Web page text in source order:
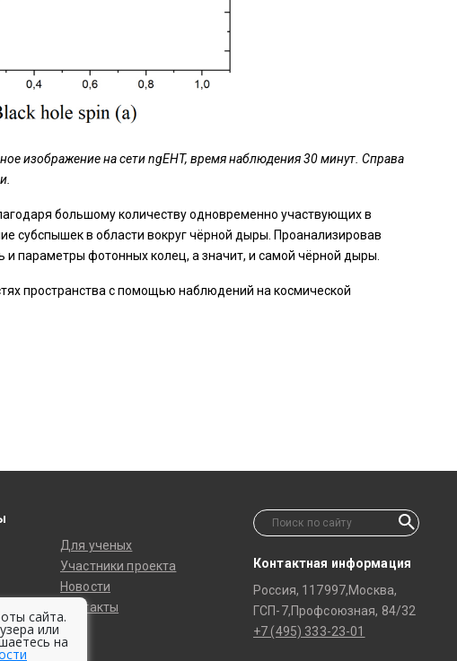
изображение на сети ngEHT, время наблюдения 30 минут. Справа
большому количеству одновременно участвующих в
субспышек в области вокруг чёрной дыры. Проанализировав
параметры фотонных колец, а значит, и самой чёрной дыры.
пространства с помощью наблюдений на космической
Для ученых
Участники проекта
Новости
Контакты
Контактная информация
Россия, 117997,Москва,
ГСП-7,Профсоюзная, 84/32
+7 (495) 333-23-01
сайта.
или
на